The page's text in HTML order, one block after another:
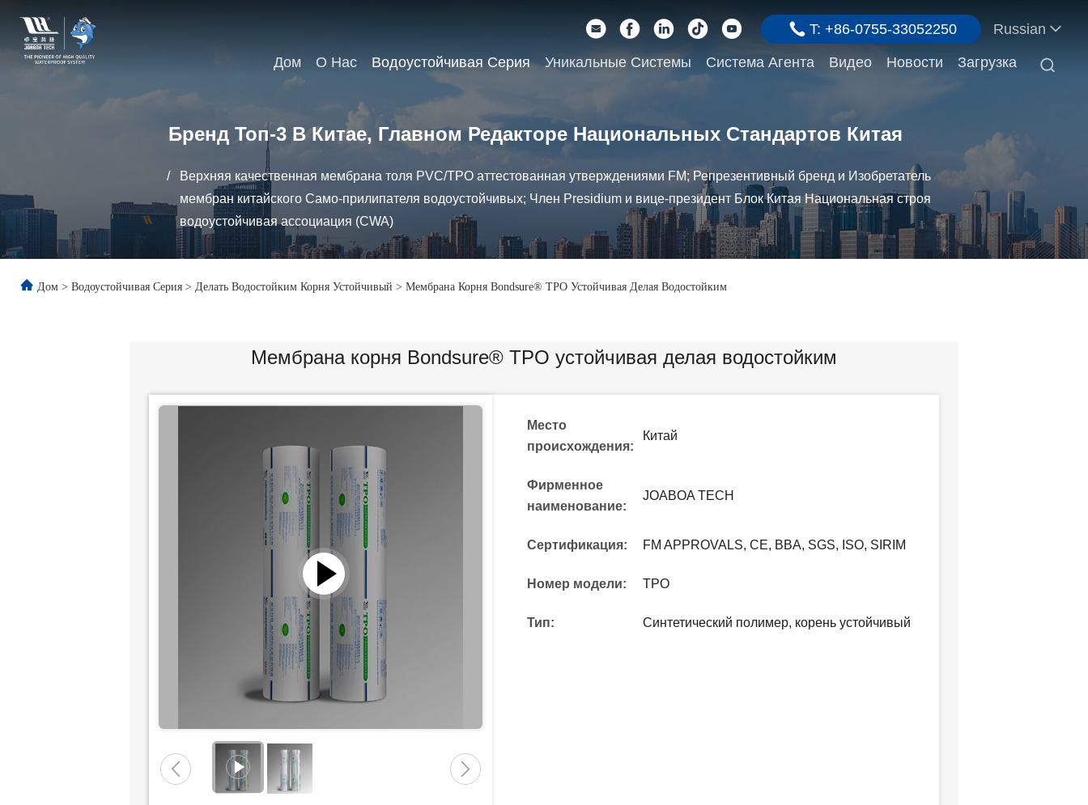
T: +86-0755-33052250 Russian
Дом О Нас Водоустойчивая Серия Уникальные Системы Система Агента Видео Новости Загрузка 
Бренд Топ-3 В Китае, Главном Редакторе Национальных Стандартов Китая
/
Верхняя качественная мембрана толя PVC/TPO аттестованная утверждениями FM; Репрезентивный бренд и Изобретатель
мембран китайского Само-прилипателя водоустойчивых; Член Presidium и вице-президент Блок Китая Национальная строя
водоустойчивая ассоциация (CWA)
Дом > Водоустойчивая Серия > Делать Водостойким Корня Устойчивый > Мембрана Корня Bondsure® TPO Устойчивая Делая Водостойким
Мембрана корня Bondsure® TPO устойчивая делая водостойким
Место
происхождения:
Китай
Фирменное
наименование:
JOABOA TECH
Сертификация: FM APPROVALS, CE, BBA, SGS, ISO, SIRIM
Номер модели: TPO
Тип: Синтетический полимер, корень устойчивый